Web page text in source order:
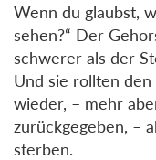
Wenn du glaubst,
sehen?“ Der
schwerer als der
Und sie rollten den
wieder, – mehr
zurückgegeben, –
sterben.